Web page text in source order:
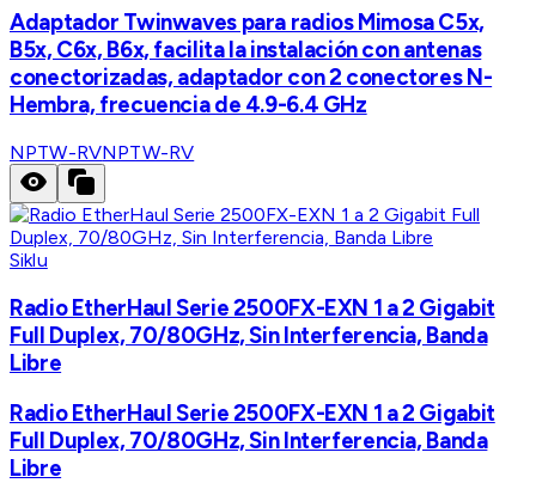
Adaptador Twinwaves para radios Mimosa C5x,
B5x, C6x, B6x, facilita la instalación con antenas
conectorizadas, adaptador con 2 conectores N-
Hembra, frecuencia de 4.9-6.4 GHz
NPTW-RVNPTW-RV
Siklu
Radio EtherHaul Serie 2500FX-EXN 1 a 2 Gigabit
Full Duplex, 70/80GHz, Sin Interferencia, Banda
Libre
Radio EtherHaul Serie 2500FX-EXN 1 a 2 Gigabit
Full Duplex, 70/80GHz, Sin Interferencia, Banda
Libre